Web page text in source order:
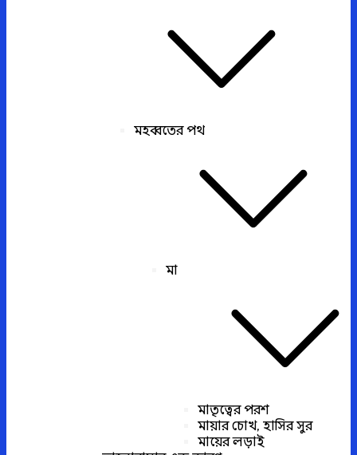
মহব্বতের পথ
মা
মাতৃত্বের পরশ
মায়ার চোখ, হাসির সুর
মায়ের লড়াই